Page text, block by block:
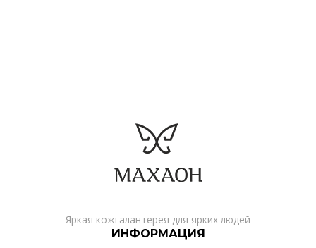
Яркая кожгалантерея для ярких людей
ИНФОРМАЦИЯ